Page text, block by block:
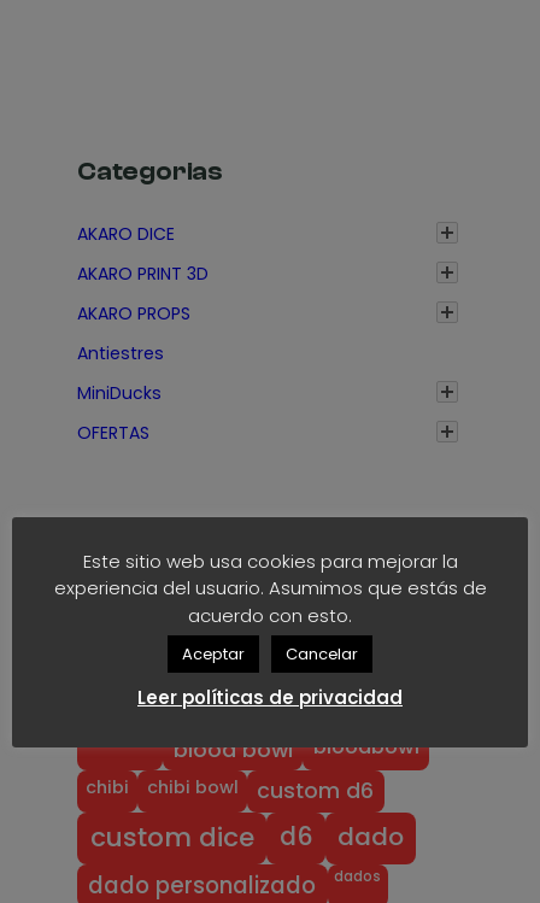
Categorias
AKARO DICE
AKARO PRINT 3D
AKARO PROPS
Antiestres
MiniDucks
OFERTAS
Etiquetas
akaro dice anime block
blood bowl bloodbowl
chibi chibi bowl custom d6
custom dice d6 dado
dado personalizado dados
Este sitio web usa cookies para mejorar la
experiencia del usuario. Asumimos que estás de
acuerdo con esto.
Aceptar Cancelar
Leer políticas de privacidad